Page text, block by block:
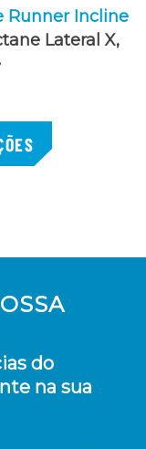
Runner Incline
Lateral X,
do
na sua